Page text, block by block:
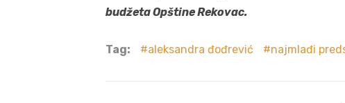
budžeta Opštine Rekovac.
Tag: aleksandra đođrević najmlađi